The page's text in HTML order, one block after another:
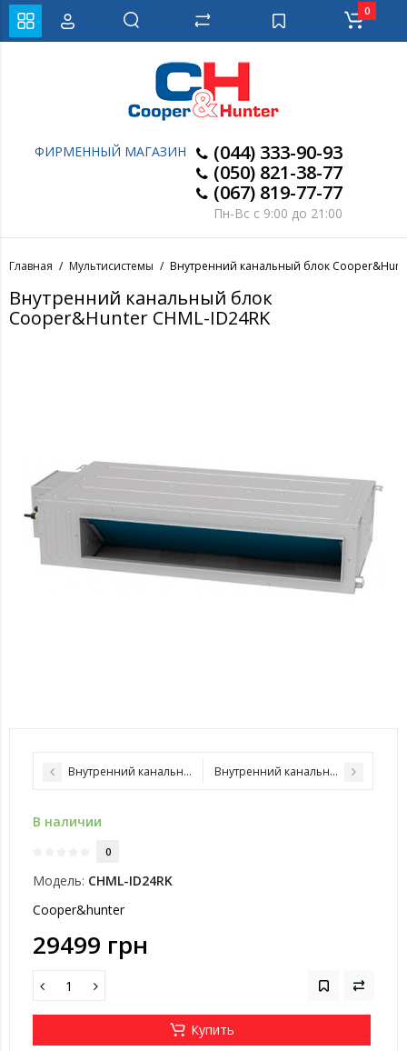
ФИРМЕННЫЙ МАГАЗИН
(044) 333-90-93
(050) 821-38-77
(067) 819-77-77
Пн-Вс с 9:00 до 21:00
0
Главная Мультисистемы Внутренний канальный блок
Внутренний канальный блок
Cooper&Hunter CHML-ID24RK
Внутренний канальный блок Cooper&Hunter CHML-ID12RK
Внутренний канальный блок
В наличии
0
Модель: CHML-ID24RK
Cooper&hunter
29499 грн
Купить